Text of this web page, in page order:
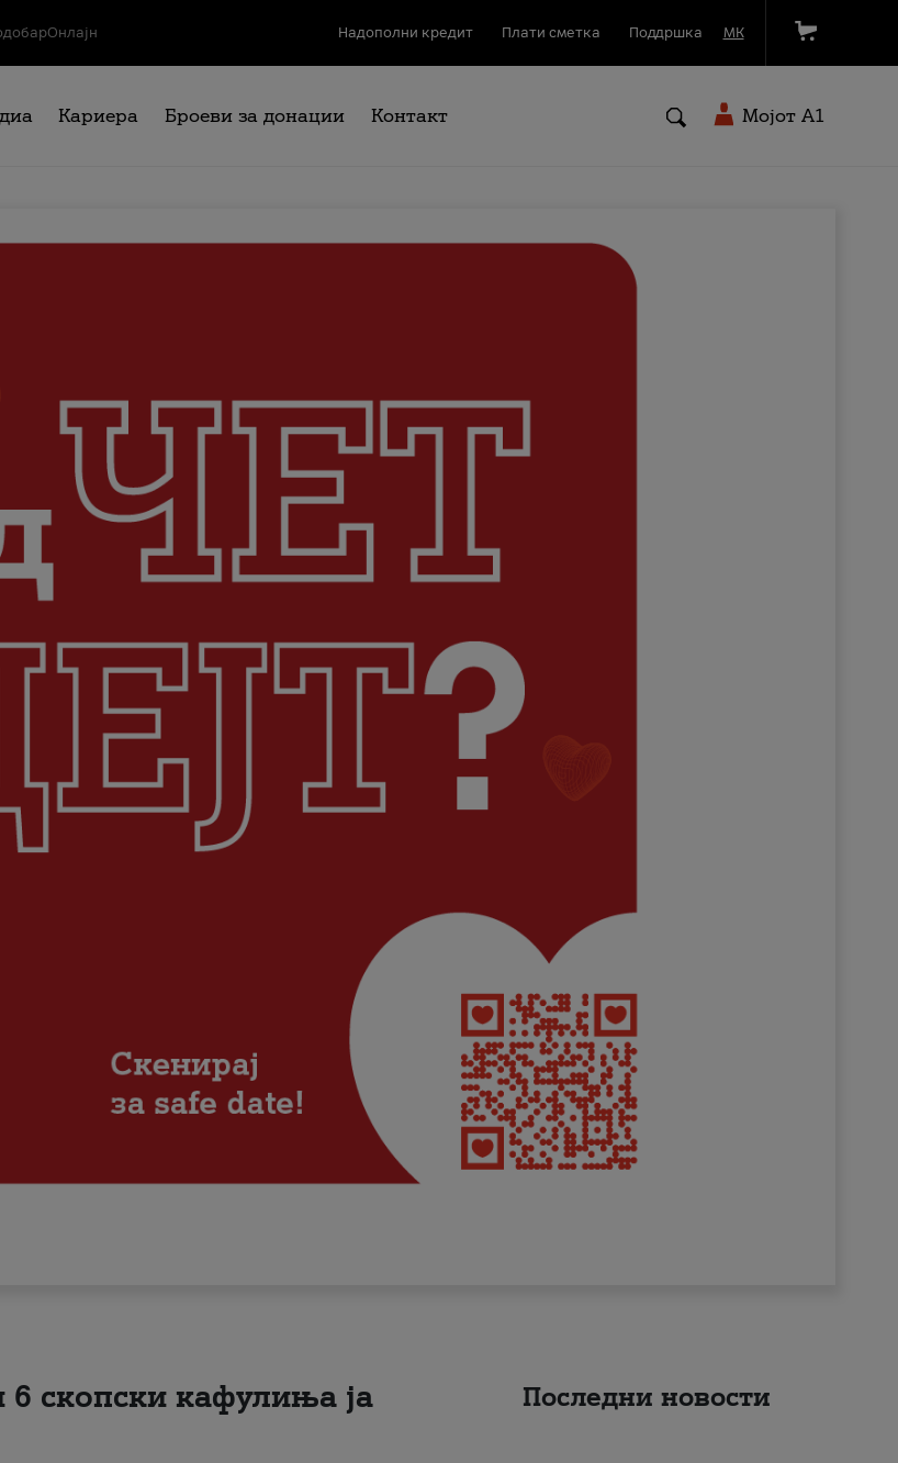
Надополни кредит Плати сметка Поддршка МК
Кариера Броеви за донации Контакт Мојот A1
6 скопски кафулиња ја
Последни новости